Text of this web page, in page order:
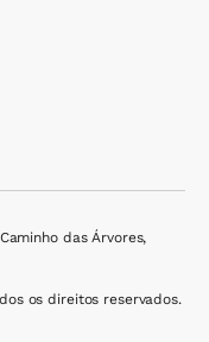
das Árvores,
os direitos reservados.